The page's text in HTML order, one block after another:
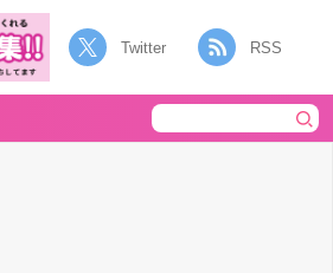
Twitter RSS